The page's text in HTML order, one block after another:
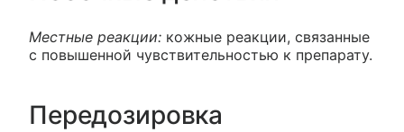
Местные реакции: кожные реакции, связанные
с повышенной чувствительностью к препарату.
Передозировка